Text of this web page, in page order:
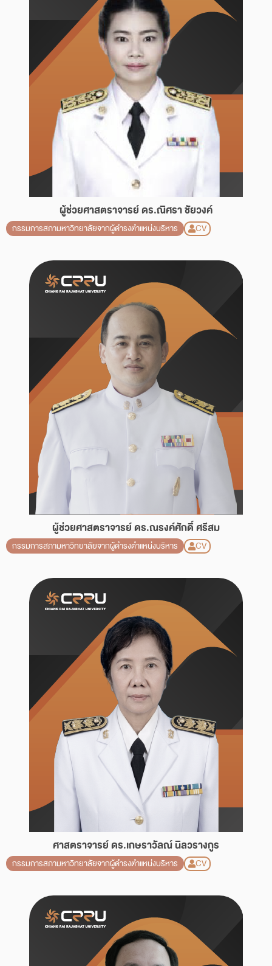
ผู้ช่วยศาสตราจารย์ ดร.ณิศรา ชัยวงค์
กรรมการสภามหาวิทยาลัยจากผู้ดำรงตำแหน่งบริหาร CV
ผู้ช่วยศาสตราจารย์ ดร.ณรงค์ศักดิ์ ศรีสม
กรรมการสภามหาวิทยาลัยจากผู้ดำรงตำแหน่งบริหาร CV
ศาสตราจารย์ ดร.เกษราวัลณ์ นิลวรางกูร
กรรมการสภามหาวิทยาลัยจากผู้ดำรงตำแหน่งบริหาร CV